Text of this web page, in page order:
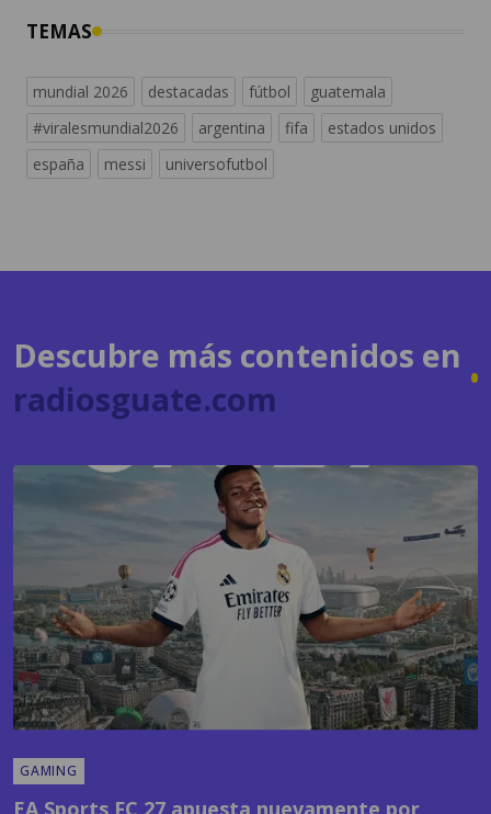
TEMAS
mundial 2026 destacadas fútbol
guatemala
#viralesmundial2026
argentina fifa
estados unidos
españa
messi universofutbol
Descubre más contenidos en
radiosguate.com
GAMING
EA Sports FC 27 apuesta nuevamente por